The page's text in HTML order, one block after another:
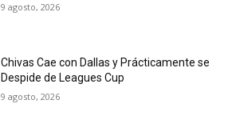
9 agosto, 2026
Chivas Cae con Dallas y Prácticamente se
Despide de Leagues Cup
9 agosto, 2026